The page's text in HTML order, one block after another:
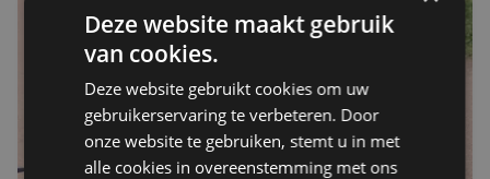
Deze website maakt gebruik
van cookies.
Deze website gebruikt cookies om uw
gebruikerservaring te verbeteren. Door
onze website te gebruiken, stemt u in met
alle cookies in overeenstemming met ons